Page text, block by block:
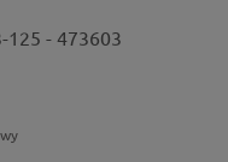
125 - 473603